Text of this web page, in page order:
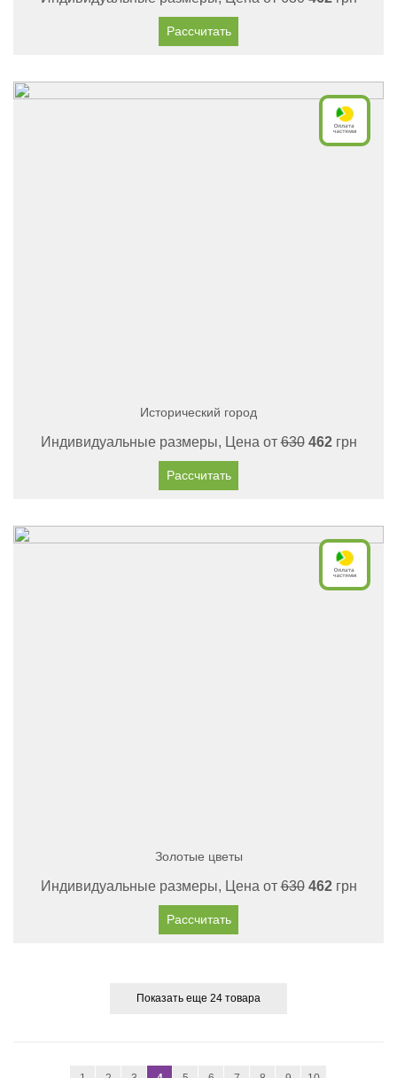
Рассчитать
Исторический город
Индивидуальные размеры, Цена от630 462грн
Рассчитать
Золотые цветы
Индивидуальные размеры, Цена от630 462грн
Рассчитать
Показать еще 24 товара